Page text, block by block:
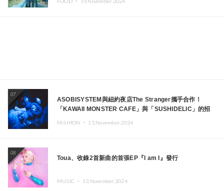
07
ASOBISYSTEM與紐約夜店The Stranger攜手合作！
「KAWAII MONSTER CAFE」與「SUSHIDELIC」的招
FASHION ・ 15.November.2024
08
Toua、收錄2首新曲的首張EP『I am I』發行
MUSIC ・ 13.November.2024